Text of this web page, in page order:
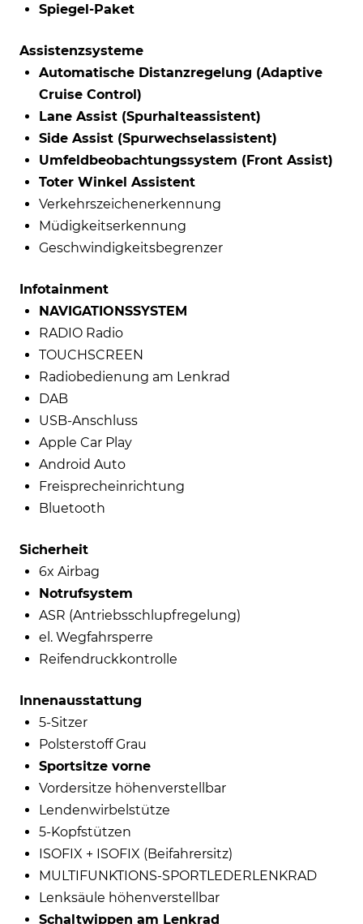
Spiegel-Paket
Assistenzsysteme
Automatische Distanzregelung (Adaptive
Cruise Control)
Lane Assist (Spurhalteassistent)
Side Assist (Spurwechselassistent)
Umfeldbeobachtungssystem (Front Assist)
Toter Winkel Assistent
Verkehrszeichenerkennung
Müdigkeitserkennung
Geschwindigkeitsbegrenzer
Infotainment
NAVIGATIONSSYSTEM
RADIO Radio
TOUCHSCREEN
Radiobedienung am Lenkrad
DAB
USB-Anschluss
Apple Car Play
Android Auto
Freisprecheinrichtung
Bluetooth
Sicherheit
6x Airbag
Notrufsystem
ASR (Antriebsschlupfregelung)
el. Wegfahrsperre
Reifendruckkontrolle
Innenausstattung
5-Sitzer
Polsterstoff Grau
Sportsitze vorne
Vordersitze höhenverstellbar
Lendenwirbelstütze
5-Kopfstützen
ISOFIX + ISOFIX (Beifahrersitz)
MULTIFUNKTIONS-SPORTLEDERLENKRAD
Lenksäule höhenverstellbar
Schaltwippen am Lenkrad